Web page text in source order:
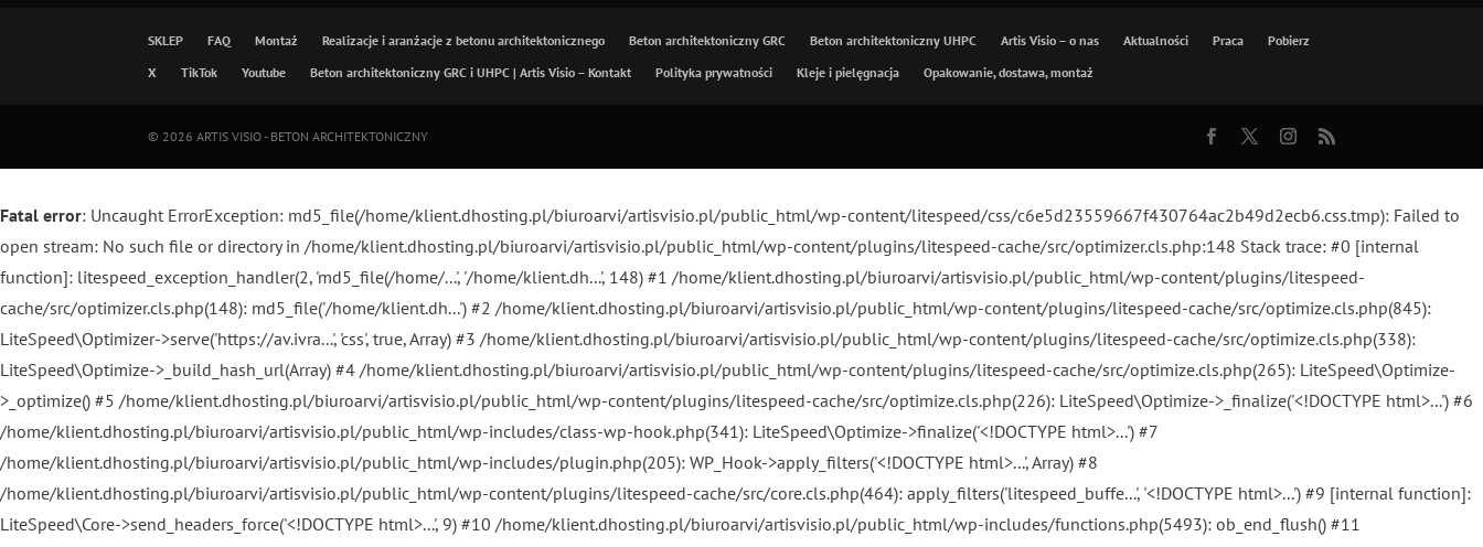
SKLEP FAQ Montaż Realizacje i aranżacje z betonu architektonicznego Beton architektoniczny GRC Beton architektoniczny UHPC Artis Visio – o nas Aktualności Praca
Pobierz
X
TikTok Youtube Beton architektoniczny GRC i UHPC | Artis Visio – Kontakt Polityka prywatności Kleje i pielęgnacja Opakowanie, dostawa, montaż
© 2026ARTIS VISIO - BETON ARCHITEKTONICZNY
Fatal error: Uncaught ErrorException: md5_file(/home/klient.dhosting.pl/biuroarvi/artisvisio.pl/public_html/wp-content/litespeed/css/c6e5d23559667f430764ac2b49d2ecb6.css.tmp): Failed to
open stream: No such file or directory in /home/klient.dhosting.pl/biuroarvi/artisvisio.pl/public_html/wp-content/plugins/litespeed-cache/src/optimizer.cls.php:148 Stack trace: #0 [internal
function]: litespeed_exception_handler(2, 'md5_file(/home/...', '/home/klient.dh...', 148) #1 /home/klient.dhosting.pl/biuroarvi/artisvisio.pl/public_html/wp-content/plugins/litespeed-
cache/src/optimizer.cls.php(148): md5_file('/home/klient.dh...') #2 /home/klient.dhosting.pl/biuroarvi/artisvisio.pl/public_html/wp-content/plugins/litespeed-cache/src/optimize.cls.php(845):
LiteSpeed\Optimizer->serve('https://av.ivra...', 'css', true, Array) #3 /home/klient.dhosting.pl/biuroarvi/artisvisio.pl/public_html/wp-content/plugins/litespeed-cache/src/optimize.cls.php(338):
LiteSpeed\Optimize->_build_hash_url(Array) #4 /home/klient.dhosting.pl/biuroarvi/artisvisio.pl/public_html/wp-content/plugins/litespeed-cache/src/optimize.cls.php(265): LiteSpeed\Optimize-
>_optimize() #5 /home/klient.dhosting.pl/biuroarvi/artisvisio.pl/public_html/wp-content/plugins/litespeed-cache/src/optimize.cls.php(226): LiteSpeed\Optimize->_finalize('<!DOCTYPE html>...') #6
/home/klient.dhosting.pl/biuroarvi/artisvisio.pl/public_html/wp-includes/class-wp-hook.php(341): LiteSpeed\Optimize->finalize('<!DOCTYPE html>...') #7
/home/klient.dhosting.pl/biuroarvi/artisvisio.pl/public_html/wp-includes/plugin.php(205): WP_Hook->apply_filters('<!DOCTYPE html>...', Array) #8
/home/klient.dhosting.pl/biuroarvi/artisvisio.pl/public_html/wp-content/plugins/litespeed-cache/src/core.cls.php(464): apply_filters('litespeed_buffe...', '<!DOCTYPE html>...') #9 [internal function]:
LiteSpeed\Core->send_headers_force('<!DOCTYPE html>...', 9) #10 /home/klient.dhosting.pl/biuroarvi/artisvisio.pl/public_html/wp-includes/functions.php(5493): ob_end_flush() #11